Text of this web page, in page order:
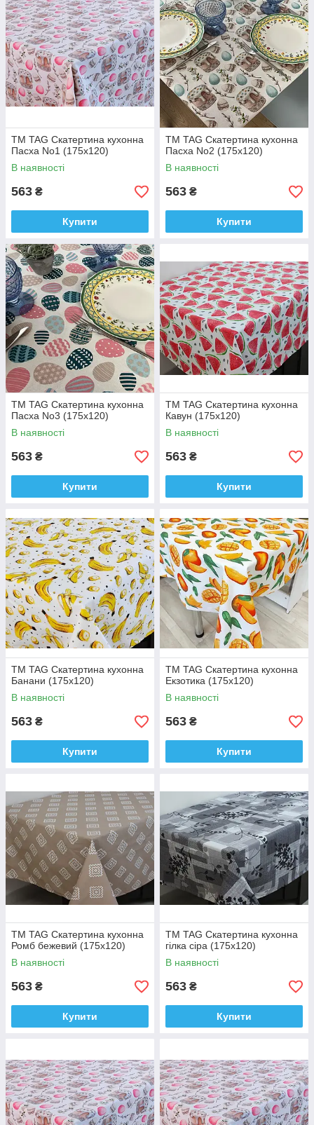
ТМ TAG Скатертина кухонна
Пасха No1 (175х120)
В наявності
563 ₴
Купити
ТМ TAG Скатертина кухонна
Пасха No2 (175х120)
В наявності
563 ₴
Купити
ТМ TAG Скатертина кухонна
Пасха No3 (175х120)
В наявності
563 ₴
Купити
ТМ TAG Скатертина кухонна
Кавун (175х120)
В наявності
563 ₴
Купити
ТМ TAG Скатертина кухонна
Банани (175х120)
В наявності
563 ₴
Купити
ТМ TAG Скатертина кухонна
Екзотика (175х120)
В наявності
563 ₴
Купити
ТМ TAG Скатертина кухонна
Ромб бежевий (175х120)
В наявності
563 ₴
Купити
ТМ TAG Скатертина кухонна
гілка сіра (175х120)
В наявності
563 ₴
Купити